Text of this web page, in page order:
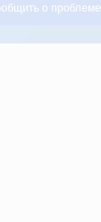
о проблеме